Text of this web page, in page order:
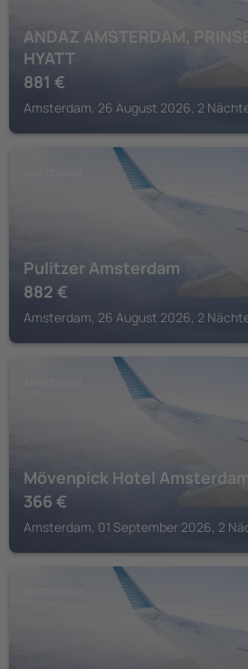
ANDAZ AMSTERDAM,
HYATT
881 €
Amsterdam, 26 August 2026, 2
Pulitzer Amsterdam
882 €
Amsterdam, 26 August 2026, 2
Mövenpick Hotel
366 €
Amsterdam, 01 September 2026, 2